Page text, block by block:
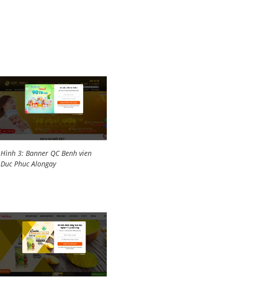
Hình 3: Banner QC Benh vien
Duc Phuc Alongay